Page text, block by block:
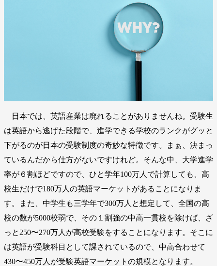
日本では、英語産業は廃れることがありませんね。受験生
は英語から逃げた段階で、進学できる学校のランクがグッと
下がるのが日本の受験制度の奇妙な特徴です。まぁ、決まっ
ているんだから仕方がないですけれど。そんな中、大学進学
率が６割ほどですので、ひと学年100万人で計算しても、高
校生だけで180万人の英語マーケットがあることになりま
す。また、中学生も三学年で300万人と想定して、全国の高
校の数が5000校弱で、その１割強の中高一貫校を除けば、ざ
っと250〜270万人が高校受験をすることになります。そこに
は英語が受験科目として課されているので、中高合わせて
430〜450万人が受験英語マーケットの規模となります。